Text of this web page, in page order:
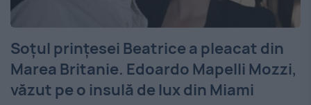
Soțul prințesei Beatrice a pleacat din
Marea Britanie. Edoardo Mapelli Mozzi,
văzut pe o insulă de lux din Miami